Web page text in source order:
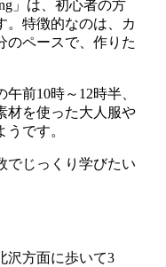
」は、初心者の方
。特徴的なのは、カ
のペースで、作りた
前10時～12時半、
材を使った大人服や
です。
でじっくり学びたい
沢方面に歩いて3